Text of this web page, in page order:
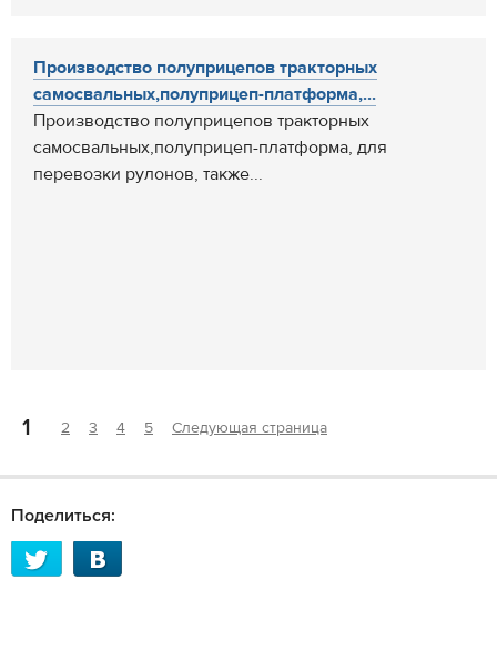
Производство полуприцепов тракторных
самосвальных,полуприцеп-платформа,...
Производство полуприцепов тракторных
самосвальных,полуприцеп-платформа, для
перевозки рулонов, также...
1 2 3 4 5 Следующая страница
Поделиться: